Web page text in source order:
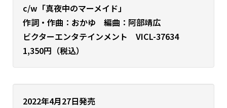
c/w「真夜中のマーメイド」
作詞・ 作曲：おかゆ 編曲：阿部靖広
ビクターエンタテインメント VICL-37634
1,350円（税込）
2022年4月27日発売